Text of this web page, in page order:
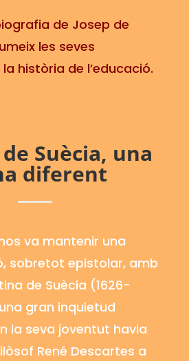
de Josep de
les seves
història de l’educació.
de Suècia, una
diferent
va mantenir una
sobretot epistolar, amb
de Suècia (1626-
gran inquietud
la seva joventut havia
René Descartes a